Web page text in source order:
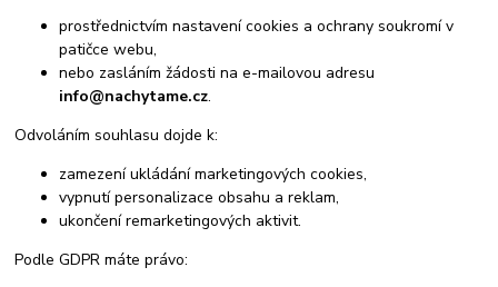
prostřednictvím nastavení cookies a ochrany soukromí v
patičce webu,
nebo zasláním žádosti na e-mailovou adresu
info@nachytame.cz.
Odvoláním souhlasu dojde k:
zamezení ukládání marketingových cookies,
vypnutí personalizace obsahu a reklam,
ukončení remarketingových aktivit.
Podle GDPR máte právo: